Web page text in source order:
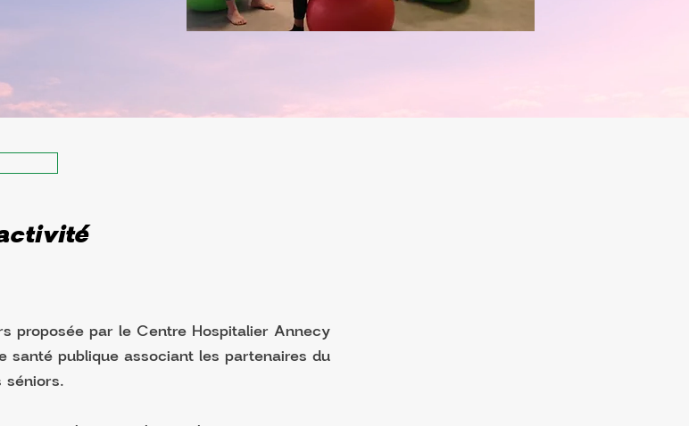
proposée par le Centre Hospitalier Annecy
santé publique associant les partenaires du